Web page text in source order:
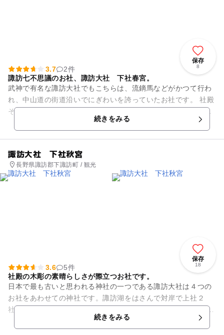
保存
8
3.7
2件
諏訪七不思議のお社、諏訪大社 下社春宮。
武神で有名な諏訪大社でもこちらは、流鏑馬などがかつて行わ
れ、中山道の街道沿いでにぎわいを誇っていたお社です。 社殿
そばには、砥川が流れ、川の中にある浮島は、諏訪七不思議の
続きをみる
諏訪大社 下社秋宮
長野県諏訪郡下諏訪町 / 観光
保存
18
3.6
5件
社殿の木彫の素晴らしさが際立つお社です。
日本で最も古いと思われる神社の一つである諏訪大社は４つの
お社をあわせての神社です。諏訪湖をはさんで対岸で上社２
社、下社２社と別れて、別々のお社のようです。 上社は、山を
続きをみる